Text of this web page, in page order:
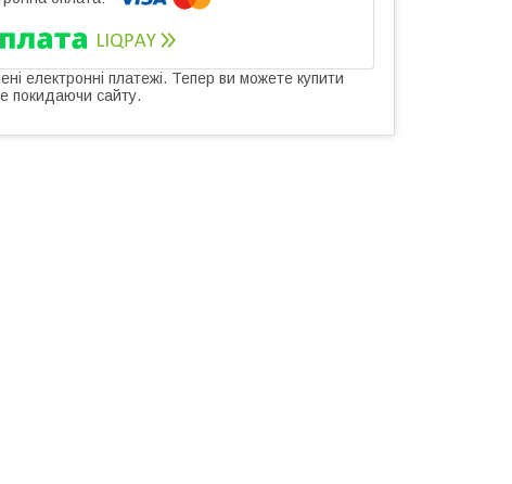
електронні платежі. Тепер ви можете купити
покидаючи сайту.